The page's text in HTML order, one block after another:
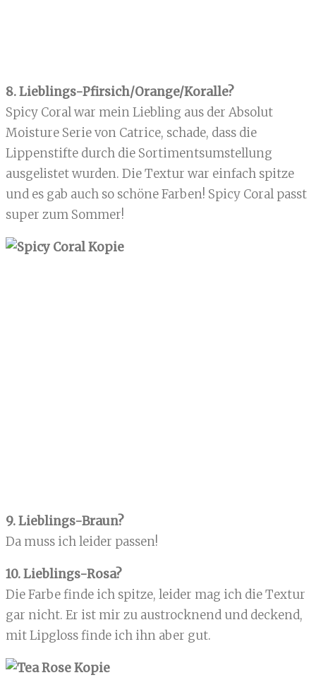
8. Lieblings-Pfirsich/Orange/Koralle?
Spicy Coral war mein Liebling aus der Absolut
Moisture Serie von Catrice, schade, dass die
Lippenstifte durch die Sortimentsumstellung
ausgelistet wurden. Die Textur war einfach spitze
und es gab auch so schöne Farben! Spicy Coral passt
super zum Sommer!
9. Lieblings-Braun?
Da muss ich leider passen!
10. Lieblings-Rosa?
Die Farbe finde ich spitze, leider mag ich die Textur
gar nicht. Er ist mir zu austrocknend und deckend,
mit Lipgloss finde ich ihn aber gut.